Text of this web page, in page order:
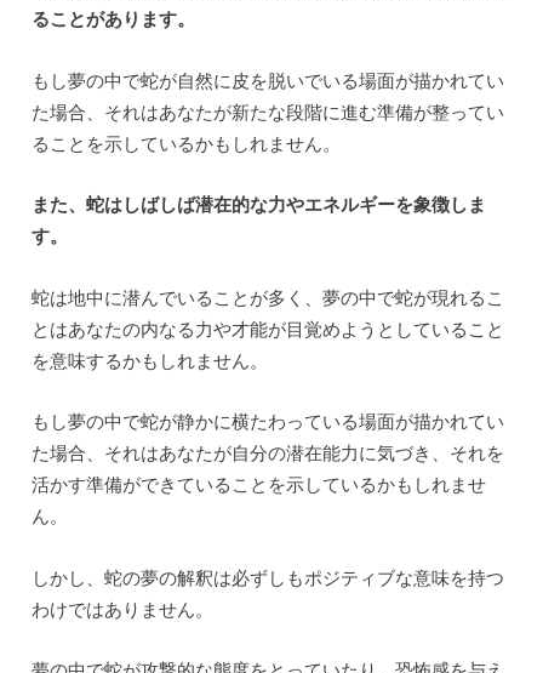
ることがあります。
もし夢の中で蛇が自然に皮を脱いでいる場面が描かれてい
た場合、それはあなたが新たな段階に進む準備が整ってい
ることを示しているかもしれません。
また、蛇はしばしば潜在的な力やエネルギーを象徴しま
す。
蛇は地中に潜んでいることが多く、夢の中で蛇が現れるこ
とはあなたの内なる力や才能が目覚めようとしていること
を意味するかもしれません。
もし夢の中で蛇が静かに横たわっている場面が描かれてい
た場合、それはあなたが自分の潜在能力に気づき、それを
活かす準備ができていることを示しているかもしれませ
ん。
しかし、蛇の夢の解釈は必ずしもポジティブな意味を持つ
わけではありません。